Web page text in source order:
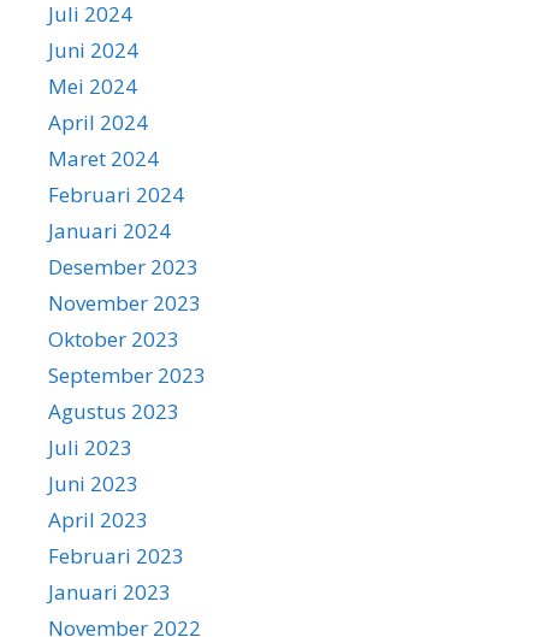
Juli 2024
Juni 2024
Mei 2024
April 2024
Maret 2024
Februari 2024
Januari 2024
Desember 2023
November 2023
Oktober 2023
September 2023
Agustus 2023
Juli 2023
Juni 2023
April 2023
Februari 2023
Januari 2023
November 2022